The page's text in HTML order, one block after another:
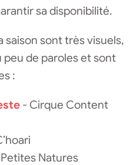
sa disponibilité.
saison sont très visuels,
de paroles et sont
:
- Cirque Content
Natures